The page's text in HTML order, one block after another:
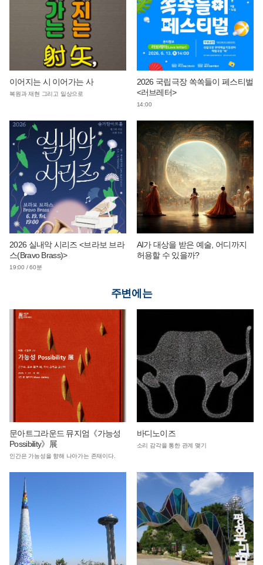
이어지는 시 이어가는 사
복원과 재현 그리고 일상으로
2026 국립극장 쏙쏙들이 페스티벌
<러브레터>
14:00
2026 실내악 시리즈 <브라보 브라
스(Bravo Brass)>
19:00 / 60분
AI가 대상을 받은 예술, 어디까지
허용할 수 있을까?
주변에는
문아트그라운드 뮤지엄《가능성
Possibility》展
인간은 가능성을 향해 나아가는 존재이다.
바디노이즈
소리 감각을 통한 관계 맺기